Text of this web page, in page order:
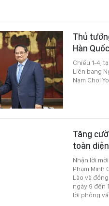
Thủ
Hàn Quốc
Chiều 1-4,
Liên bang
Nam Choi
Tăng
toàn
Nhận lời
Phạm Minh
Lào và
ngày 9 đến
lời phỏng